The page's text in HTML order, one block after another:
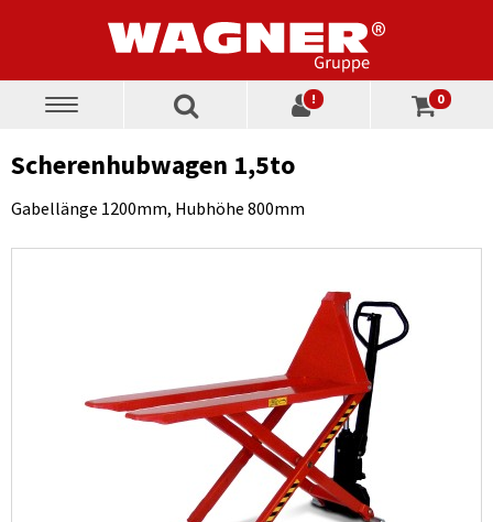
Toggle
! 0
Scherenhubwagen 1,5to
Gabellänge 1200mm, Hubhöhe 800mm